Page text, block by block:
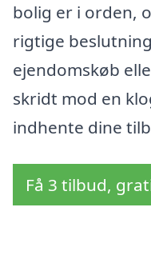
bolig er i orden,
rigtige
ejendomskøb
skridt mod en
indhente dine
Få 3 tilbud,